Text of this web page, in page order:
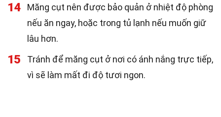
14
Măng cụt nên được bảo quản ở nhiệt độ phòng
nếu ăn ngay, hoặc trong tủ lạnh nếu muốn giữ
lâu hơn.
15
Tránh để măng cụt ở nơi có ánh nắng trực tiếp,
vì sẽ làm mất đi độ tươi ngon.